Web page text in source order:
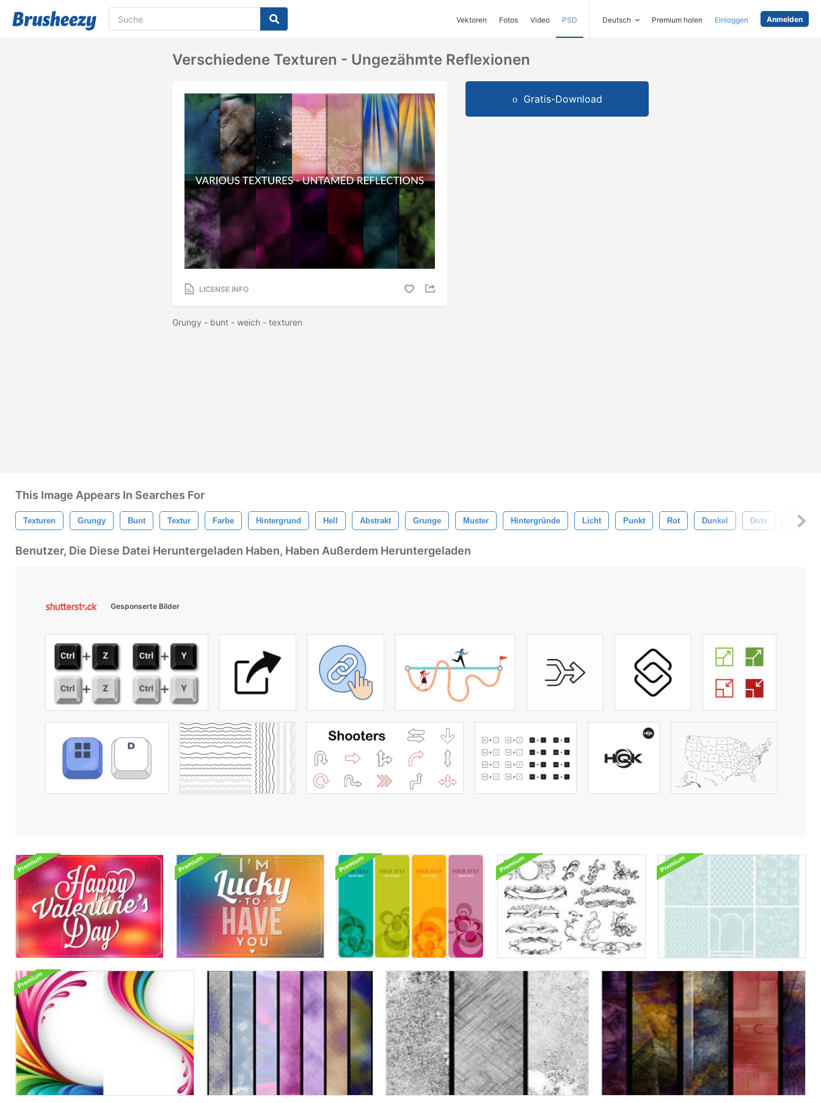
Vektoren Fotos Video PSD Deutsch Premium holen Einloggen Anmelden
Verschiedene Texturen - Ungezähmte Reflexionen
LICENSE INFO
Grungy - bunt - weich - texturen
Gratis-Download
This Image Appears In Searches For
Texturen Grungy Bunt Textur Farbe Hintergrund Hell Abstrakt Grunge Muster Hintergründe Licht Punkt Rot Dunkel Dots Polka
Benutzer, Die Diese Datei Heruntergeladen Haben, Haben Außerdem Heruntergeladen
Gesponserte Bilder